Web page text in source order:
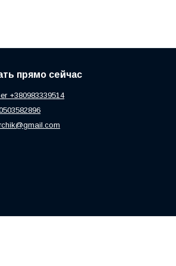
прямо сейчас
+380983339514